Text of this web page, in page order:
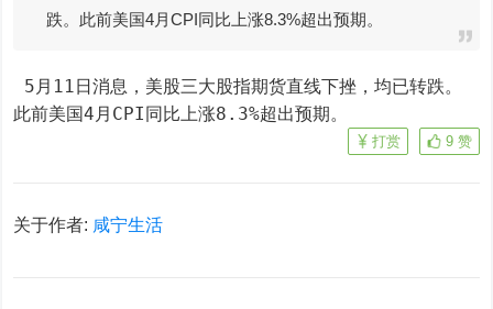
跌。此前美国4月CPI同比上涨8.3%超出预期。
此前美国4月CPI同比上涨8.3%超出预期。
9 赞
打赏
关于作者: 咸宁生活